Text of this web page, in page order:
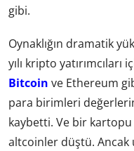
gibi.
Oynaklığın dramatik
yılı kripto
Bitcoin ve Ethereum
para birimleri
kaybetti. Ve bir
altcoinler düştü. Ancak